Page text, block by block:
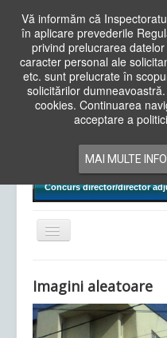
Vă informăm că
în aplicare prevederile
privind prelucrarea
caracter personal ale
etc. sunt prelucrate în
solicitărilor
cookies. Continuarea
acceptare a
MAI MULTE
Cauta
in
siteAcasa Cadre
Examene Naționale
Concurs director/director
Comută
navigarea
Imagini aleatoare